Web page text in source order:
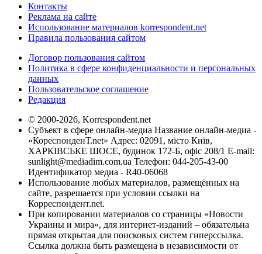
Контакты
Реклама на сайте
Использование материалов korrespondent.net
Правила пользования сайтом
Договор пользования сайтом
Политика в сфере конфиденциальности и персональных
данных
Пользовательское соглашение
Редакция
© 2000-2026, Korrespondent.net
Субъект в сфере онлайн-медиа Название онлайн-медиа -
«КореспонденТ.net» Адрес: 02091, місто Київ,
ХАРКІВСЬКЕ ШОСЕ, будинок 172-Б, офіс 208/1 E-mail:
sunlight@mediadim.com.ua Телефон: 044-205-43-00
Идентификатор медиа - R40-06068
Использование любых материалов, размещённых на
сайте, разрешается при условии ссылки на
Корреспондент.net.
При копировании материалов со страницы «Новости
Украины и мира», для интернет-изданий – обязательна
прямая открытая для поисковых систем гиперссылка.
Ссылка должна быть размещена в независимости от